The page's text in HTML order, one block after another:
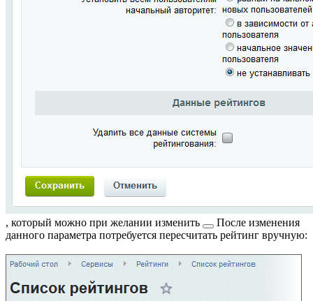
, который можно при желании изменить
После изменения
данного параметра потребуется пересчитать рейтинг вручную: